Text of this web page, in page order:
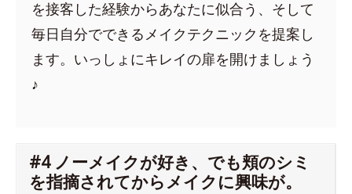
を接客した経験からあなたに似合う、そして
毎日自分でできるメイクテクニックを提案し
ます。いっしょにキレイの扉を開けましょう
♪
#4 ノーメイクが好き、でも頬のシミ
を指摘されてからメイクに興味が。